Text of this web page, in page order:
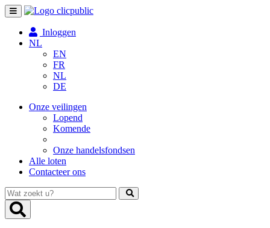
Toggle
navigation
Inloggen
NL
EN
FR
NL
DE
Onze veilingen
Lopend
Komende
Onze handelsfondsen
Alle loten
Contacteer ons
Wat
zoekt
u?